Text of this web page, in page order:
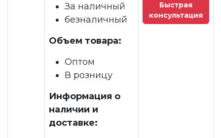
За наличный
безналичный
Объем товара:
Оптом
В розницу
Информация о
наличии и
доставке:
Быстрая
консультация